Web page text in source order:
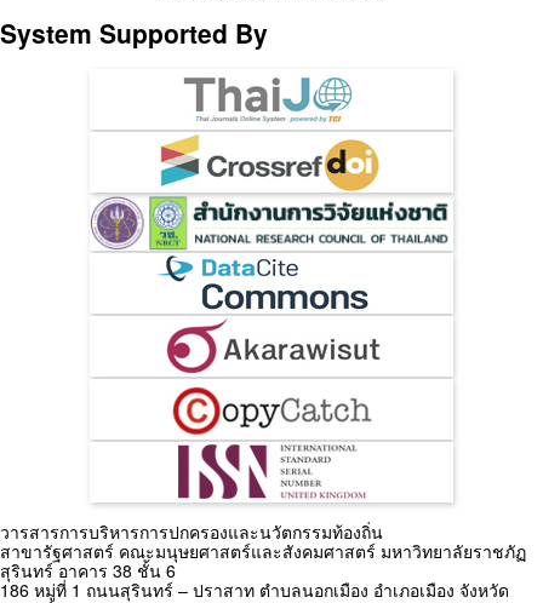
System Supported By
วารสารการบริหารการปกครองและนวัตกรรมท้องถิ่น
สาขารัฐศาสตร์ คณะมนุษยศาสตร์และสังคมศาสตร์ มหาวิทยาลัยราชภัฏ
สุรินทร์ อาคาร 38 ชั้น 6
186 หมู่ที่ 1 ถนนสุรินทร์ – ปราสาท ตำบลนอกเมือง อำเภอเมือง จังหวัด